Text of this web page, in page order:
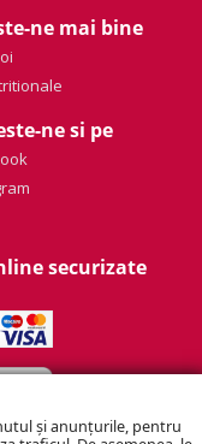
și anunțurile, pentru
ne mai bine
ne si pe
securizate